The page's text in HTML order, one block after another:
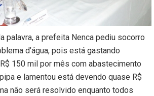
palavra, a prefeita Nenca pediu socorro
d’água, pois está gastando
150 mil por mês com abastecimento
e lamentou está devendo quase R$
não será resolvido enquanto todos